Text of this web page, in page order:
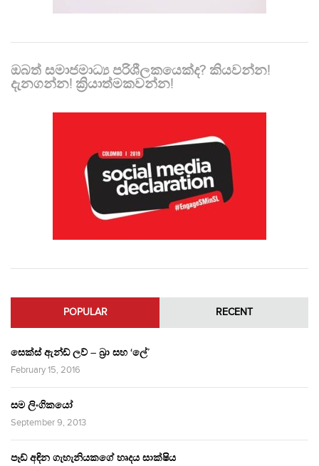
ඔබත් සමාජමාධ්‍ය පරිශීලකයෙක්ද? කියවන්න!
දැනගන්න! ක්‍රියාත්මකවන්න!
POPULAR RECENT
සෙක්ස් ඇන්ඩ් ලව් – බ්‍රා සහ ‘ලේ’
February 15, 2016
සම ලිංගිකයෝ
September 9, 2013
පෑඩ් අඳින ගැහැනියකගේ හෘදය සාක්ෂිය